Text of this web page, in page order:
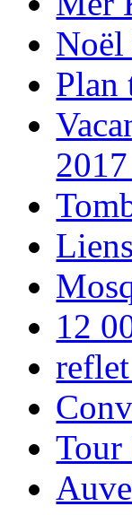
Noël
Plan
12
Tour